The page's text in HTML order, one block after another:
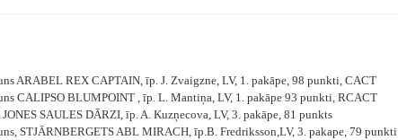
ARABEL REX CAPTAIN, īp. J. Zvaigzne, LV, 1. pakāpe, 98 punkti, CACT
CALIPSO BLUMPOINT , īp. L. Mantiņa, LV, 1. pakāpe 93 punkti, RCACT
SAULES DĀRZI, īp. A. Kuzņecova, LV, 3. pakāpe, 81 punkts
STJĀRNBERGETS ABL MIRACH, īp.B. Fredriksson,LV, 3. pakape, 79 punkti